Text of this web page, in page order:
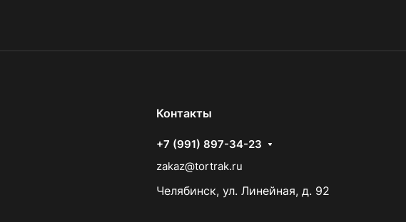
Контакты
+7 (991) 897-34-23
zakaz@tortrak.ru
Челябинск, ул. Линейная, д. 92